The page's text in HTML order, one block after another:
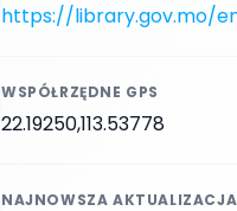
WSPÓŁRZĘDNE GPS
22.19250,113.53778
NAJNOWSZA AKTUALIZACJA